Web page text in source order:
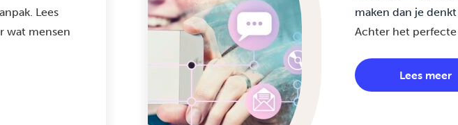
Lees
wat mensen
maken dan je denkt
Achter het perfecte
Lees meer